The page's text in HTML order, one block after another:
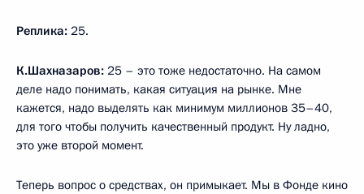
Реплика: 25.
К.Шахназаров: 25 – это тоже недостаточно. На самом
деле надо понимать, какая ситуация на рынке. Мне
кажется, надо выделять как минимум миллионов 35–40,
для того чтобы получить качественный продукт. Ну ладно,
это уже второй момент.
Теперь вопрос о средствах, он примыкает. Мы в Фонде кино